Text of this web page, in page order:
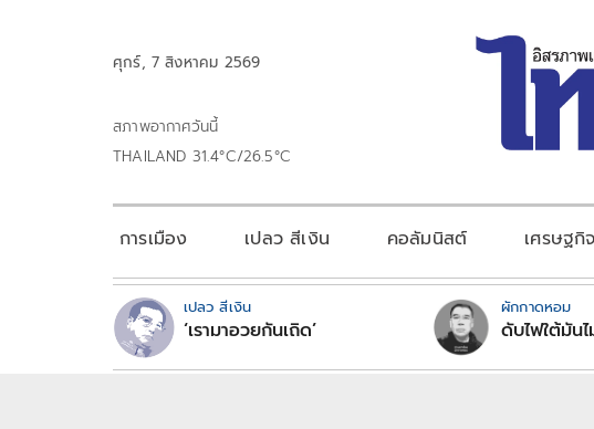
ศุกร์, 7 สิงหาคม 2569
สภาพอากาศวันนี้
THAILAND 31.4°C/26.5°C
การเมือง เปลว สีเงิน คอลัมนิสต์ เศรษฐกิจ
เปลว สีเงิน
‘เรามาอวยกันเถิด’
ผักกาดหอม
ดับไฟใต้มัน